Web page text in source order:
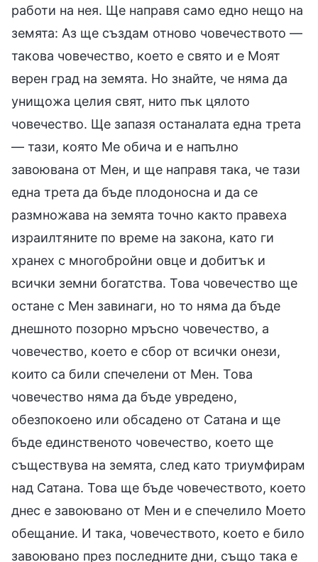
работи на нея. Ще направя само едно нещо на
земята: Аз ще създам отново човечеството —
такова човечество, което е свято и е Моят
верен град на земята. Но знайте, че няма да
унищожа целия свят, нито пък цялото
човечество. Ще запазя останалата една трета
— тази, която Ме обича и е напълно
завоювана от Мен, и ще направя така, че тази
една трета да бъде плодоносна и да се
размножава на земята точно както правеха
израилтяните по време на закона, като ги
хранех с многобройни овце и добитък и
всички земни богатства. Това човечество ще
остане с Мен завинаги, но то няма да бъде
днешното позорно мръсно човечество, а
човечество, което е сбор от всички онези,
които са били спечелени от Мен. Това
човечество няма да бъде увредено,
обезпокоено или обсадено от Сатана и ще
бъде единственото човечество, което ще
съществува на земята, след като триумфирам
над Сатана. Това ще бъде човечеството, което
днес е завоювано от Мен и е спечелило Моето
обещание. И така, човечеството, което е било
завоювано през последните дни, също така е